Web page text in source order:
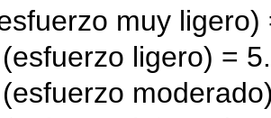
muy
ligero) =